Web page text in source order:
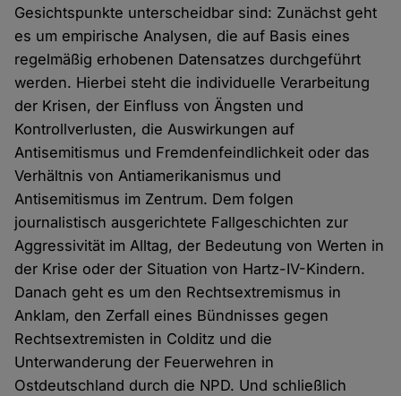
Gesichtspunkte unterscheidbar sind: Zunächst geht
es um empirische Analysen, die auf Basis eines
regelmäßig erhobenen Datensatzes durchgeführt
werden. Hierbei steht die individuelle Verarbeitung
der Krisen, der Einfluss von Ängsten und
Kontrollverlusten, die Auswirkungen auf
Antisemitismus und Fremdenfeindlichkeit oder das
Verhältnis von Antiamerikanismus und
Antisemitismus im Zentrum. Dem folgen
journalistisch ausgerichtete Fallgeschichten zur
Aggressivität im Alltag, der Bedeutung von Werten in
der Krise oder der Situation von Hartz-IV-Kindern.
Danach geht es um den Rechtsextremismus in
Anklam, den Zerfall eines Bündnisses gegen
Rechtsextremisten in Colditz und die
Unterwanderung der Feuerwehren in
Ostdeutschland durch die NPD. Und schließlich